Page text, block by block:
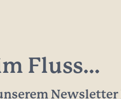
Fluss...
Newsletter